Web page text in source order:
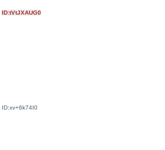
ID:tVtJXAUG0
ID:xv+6k74I0